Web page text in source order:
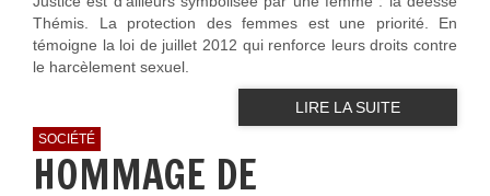
Thémis. La protection des femmes est une priorité. En
témoigne la loi de juillet 2012 qui renforce leurs droits contre
le harcèlement sexuel.
LIRE LA SUITE
SOCIÉTÉ
HOMMAGE DE